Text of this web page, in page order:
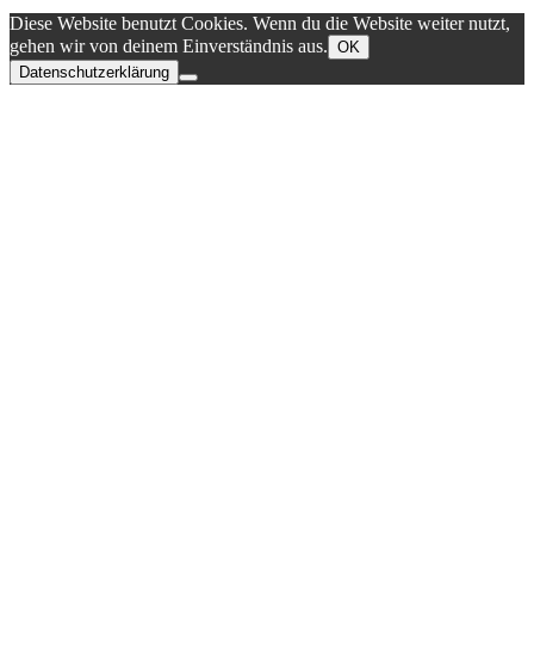
Diese Website benutzt Cookies. Wenn du die Website weiter nutzt,
gehen wir von deinem Einverständnis aus. OK
Datenschutzerklärung